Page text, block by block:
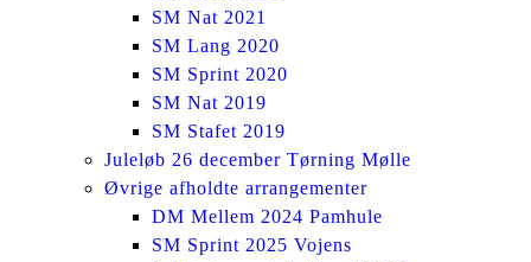
SM Nat 2021
SM Lang 2020
SM Sprint 2020
SM Nat 2019
SM Stafet 2019
Juleløb 26 december Tørning Mølle
Øvrige afholdte arrangementer
DM Mellem 2024 Pamhule
SM Sprint 2025 Vojens